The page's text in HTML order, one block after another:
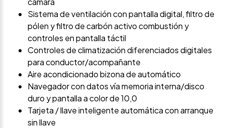
Sistema de ventilación con pantalla digital, filtro de
pólen y filtro de carbón activo combustión y
controles en pantalla táctil
Controles de climatización diferenciados digitales
para conductor/acompañante
Aire acondicionado bizona de automático
Navegador con datos vía memoria interna/disco
duro y pantalla a color de 10,0
Tarjeta / llave inteligente automática con arranque
sin llave